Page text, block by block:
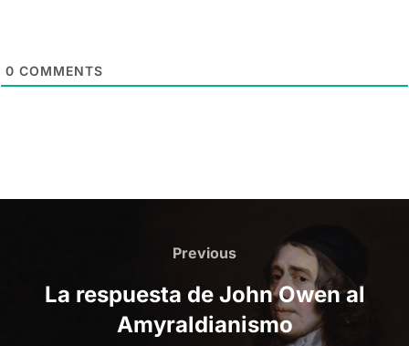
0 COMMENTS
Previous
Previous
La respuesta de John Owen al
Amyraldianismo